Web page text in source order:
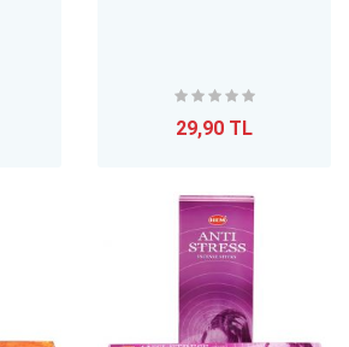
29,90 TL